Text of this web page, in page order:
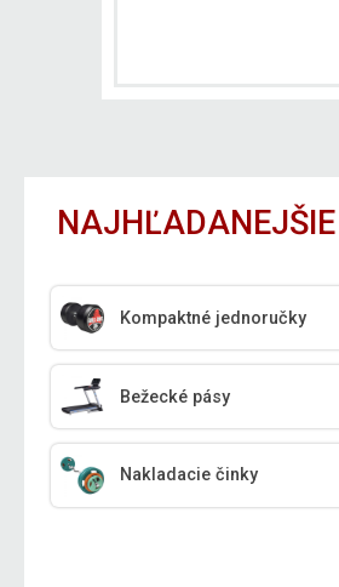
Kompaktné jednoručky
Bežecké pásy
Nakladacie činky